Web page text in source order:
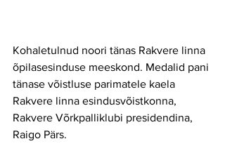
Kohaletulnud noori tänas Rakvere linna
õpilasesinduse meeskond. Medalid pani
tänase võistluse parimatele kaela
Rakvere linna esindusvõistkonna,
Rakvere Võrkpalliklubi presidendina,
Raigo Pärs.